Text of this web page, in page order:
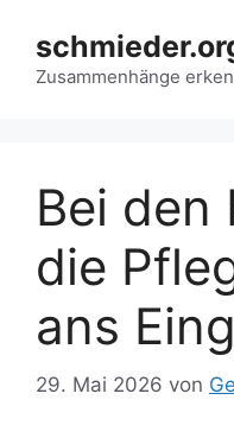
Inhalt
springen
Zusammenhänge
Bei den
die
ans
29. Mai 2026 von